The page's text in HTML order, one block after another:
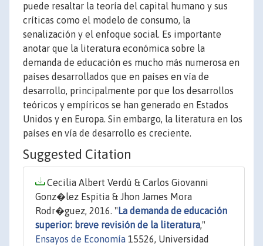
puede resaltar la teoría del capital humano y sus
críticas como el modelo de consumo, la
senalización y el enfoque social. Es importante
anotar que la literatura económica sobre la
demanda de educación es mucho más numerosa en
países desarrollados que en países en vía de
desarrollo, principalmente por que los desarrollos
teóricos y empíricos se han generado en Estados
Unidos y en Europa. Sin embargo, la literatura en los
países en vía de desarrollo es creciente.
Suggested Citation
Cecilia Albert Verdú & Carlos Giovanni
Gonz�lez Espitia & Jhon James Mora
Rodr�guez, 2016. " La demanda de educación
superior: breve revisión de la literatura,"
Ensayos de Economía 15526, Universidad